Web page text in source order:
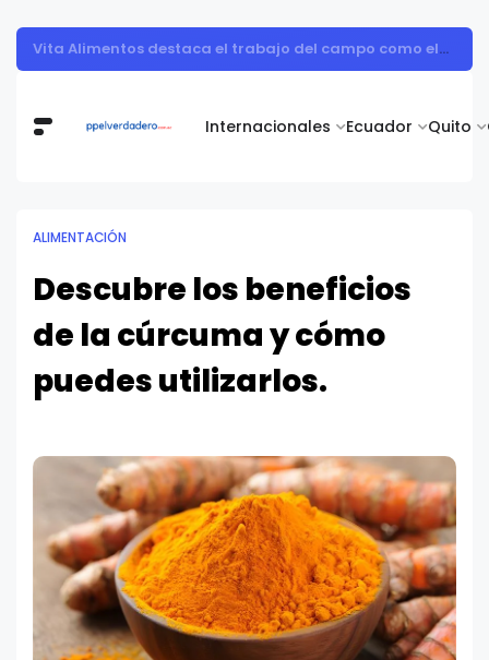
Internacionales Ecuador Quito
Muestra de arte contemporáneo reunió a cuerpo diplomático y artistas nacionales en la Academia Diplomática Galo Plaza
ALIMENTACIÓN
Descubre los beneficios
de la cúrcuma y cómo
puedes utilizarlos.